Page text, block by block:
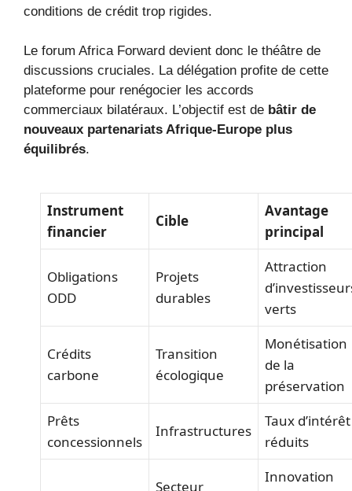
conditions de crédit trop rigides.
Le forum Africa Forward devient donc le théâtre de
discussions cruciales. La délégation profite de cette
plateforme pour renégocier les accords
commerciaux bilatéraux. L’objectif est de bâtir de
nouveaux partenariats Afrique-Europe plus
équilibrés.
Instrument
financier
Cible
Avantage
principal
Obligations
ODD
Projets
durables
Attraction
verts
Crédits
carbone
Transition
écologique
Monétisation
de la
préservation
Prêts
concessionnels
Infrastructures
Taux d’intérêt
réduits
Secteur
Innovation